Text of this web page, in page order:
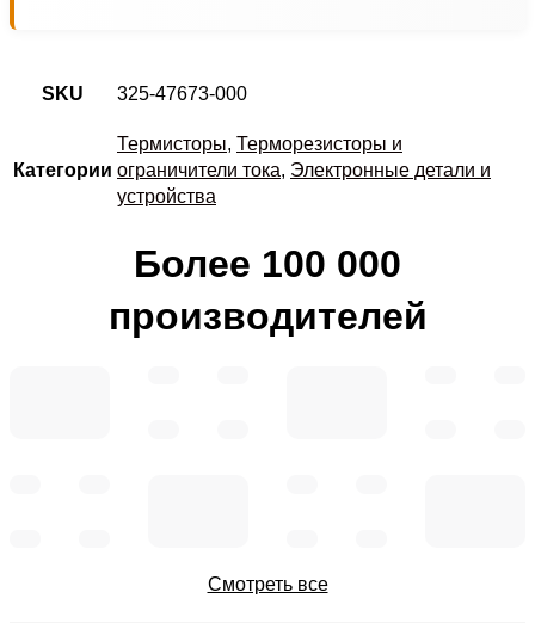
SKU 325-47673-000
Категории
Термисторы, Терморезисторы и
ограничители тока, Электронные детали и
устройства
Более 100 000
производителей
Смотреть все